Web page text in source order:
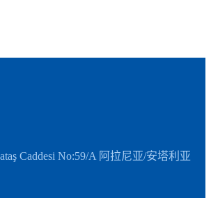
Caddesi No:59/A 阿拉尼亚/安塔利亚